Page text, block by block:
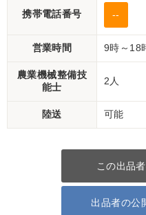
携帯電話番号 --
営業時間 9時～18
農業機械整備技
能士
2人
陸送 可能
この出品
出品者の公